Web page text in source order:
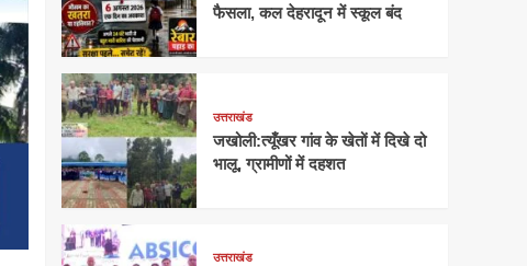
फैसला, कल देहरादून में स्कूल बंद
उत्तराखंड
जखोली:त्यूँखर गांव के खेतों में दिखे दो
भालू, ग्रामीणों में दहशत
उत्तराखंड